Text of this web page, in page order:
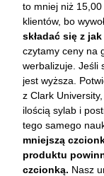
to mniej niż 15,00
klientów, bo
składać się z
czytamy ceny na
werbalizuje. Jeśli
jest wyższa.
z Clark
ilością sylab i
tego samego
mniejszą
produktu
czcionką. Nasz